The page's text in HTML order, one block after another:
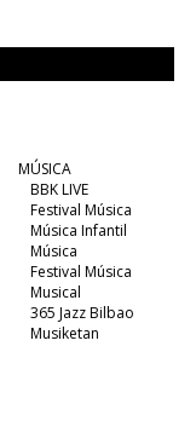
MÚSICA
BBK LIVE
Festival Música
Música Infantil
Música
Festival Música
Musical
365 Jazz Bilbao
Musiketan